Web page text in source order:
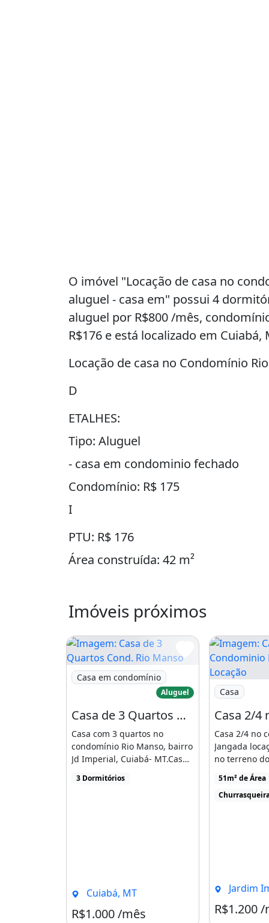
O imóvel "Locação de casa no
aluguel - casa em" possui 4
aluguel por R$800 /mês,
R$176 e está localizado em Cuiabá,
Locação de casa no Condomínio
D
ETALHES:
Tipo: Aluguel
- casa em condominio fechado
Condomínio: R$ 175
I
PTU: R$ 176
Área construída: 42 m²
Vagas na garagem: 1
D
ESCRIÇÃO:
Localizado no Bairro Jardim
- Casa em Condomínio fechado,
valor do condomínio.
Condomínio: R$ 175,00
Vagas na garagem: 1
Localizado no Bairro Jardim
Imóveis próximos
Imagem: Casa de 3 Quartos Cond. Rio Manso
Casa em condomínio
Aluguel
Casa de 3 Quartos Cond. Rio Manso
Casa com 3 quartos no
condomínio Rio Manso, bairro
Jd Imperial, Cuiabá- MT.Casa
3 Dormitórios
Cuiabá, MT
R$1.000 /mês
Imagem:
Casa
Casa 2/4 no
Jangada
no terreno do
de [...]
51m² de Área
Jardim
R$1.200